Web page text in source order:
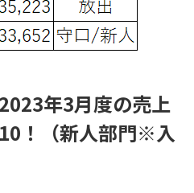
年3月度の売上
！（新人部門※入